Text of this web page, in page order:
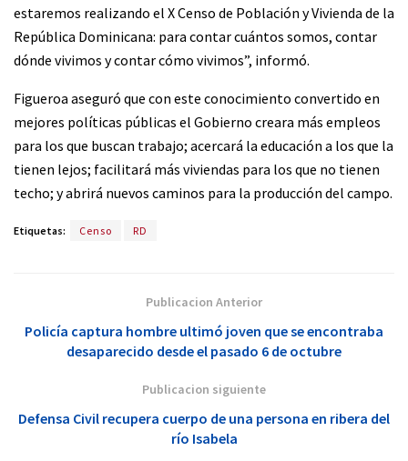
estaremos realizando el X Censo de Población y Vivienda de la
República Dominicana: para contar cuántos somos, contar
dónde vivimos y contar cómo vivimos”, informó.
Figueroa aseguró que con este conocimiento convertido en
mejores políticas públicas el Gobierno creara más empleos
para los que buscan trabajo; acercará la educación a los que la
tienen lejos; facilitará más viviendas para los que no tienen
techo; y abrirá nuevos caminos para la producción del campo.
Etiquetas: Censo RD
Publicacion Anterior
Policía captura hombre ultimó joven que se encontraba
desaparecido desde el pasado 6 de octubre
Publicacion siguiente
Defensa Civil recupera cuerpo de una persona en ribera del
río Isabela